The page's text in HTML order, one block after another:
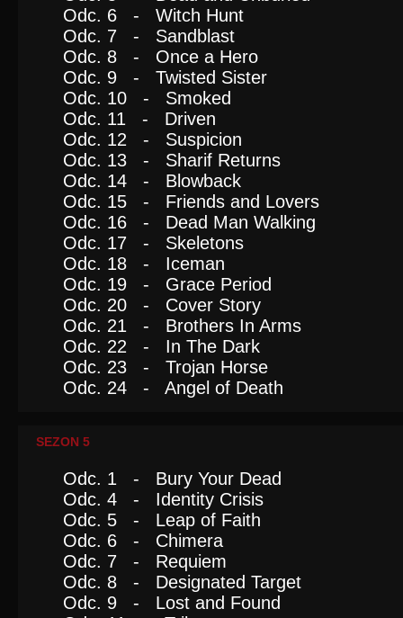
Odc. 6 - Witch Hunt
Odc. 7 - Sandblast
Odc. 8 - Once a Hero
Odc. 9 - Twisted Sister
Odc. 10 - Smoked
Odc. 11 - Driven
Odc. 12 - Suspicion
Odc. 13 - Sharif Returns
Odc. 14 - Blowback
Odc. 15 - Friends and Lovers
Odc. 16 - Dead Man Walking
Odc. 17 - Skeletons
Odc. 18 - Iceman
Odc. 19 - Grace Period
Odc. 20 - Cover Story
Odc. 21 - Brothers In Arms
Odc. 22 - In The Dark
Odc. 23 - Trojan Horse
Odc. 24 - Angel of Death
SEZON 5
Odc. 1 - Bury Your Dead
Odc. 4 - Identity Crisis
Odc. 5 - Leap of Faith
Odc. 6 - Chimera
Odc. 7 - Requiem
Odc. 8 - Designated Target
Odc. 9 - Lost and Found